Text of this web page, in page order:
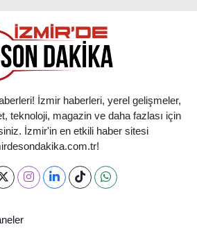
İzmir haberleri, yerel gelişmeler,
teknoloji, magazin ve daha fazlası için
İzmir'in en etkili haber sitesi